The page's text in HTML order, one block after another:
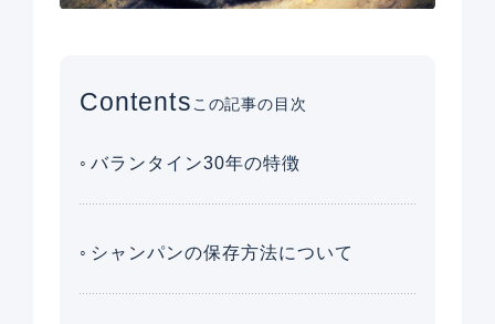
Contentsこの記事の目次
バランタイン30年の特徴
シャンパンの保存方法について